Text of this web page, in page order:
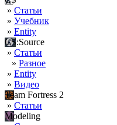
» Статьи
» Учебник
» Entity
CS:Source
» Статьи
» Разное
» Entity
» Видео
Team Fortress 2
» Статьи
Modeling